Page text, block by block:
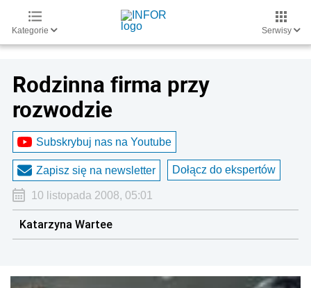
Kategorie Serwisy
Rodzinna firma przy
rozwodzie
Subskrybuj nas na Youtube
Zapisz się na newsletter Dołącz do ekspertów
10 listopada 2008, 05:01
Katarzyna Wartee